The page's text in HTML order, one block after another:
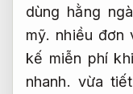
dùng hằng
mỹ. nhiều đơn
kế miễn phí
nhanh. vừa